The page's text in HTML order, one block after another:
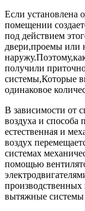
Если установлена
помещении
под действием
двери,проемы или
получили
системы,Которые
одинаковое
В зависимости от
воздуха и способа
естественная и
воздух
системах
помощью
вытяжные системы